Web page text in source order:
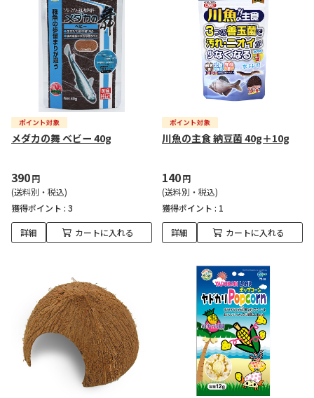
メダカの舞 ベビー 40g
390円
(送料別・税込)
獲得ポイント : 3
詳細 カートに入れる
川魚の主食 納豆菌 40g＋10g
140円
(送料別・税込)
獲得ポイント : 1
詳細 カートに入れる